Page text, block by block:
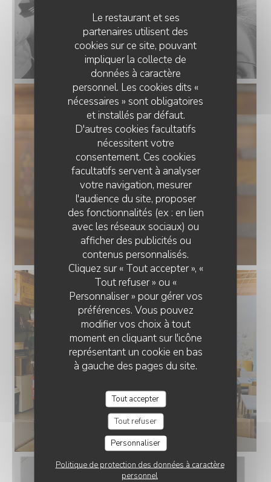
Le restaurant et ses
partenaires utilisent des
cookies sur ce site, pouvant
impliquer la collecte de
données à caractère
personnel. Les cookies dits «
nécessaires » sont obligatoires
et installés par défaut.
D'autres cookies facultatifs
nécessitent votre
consentement. Ces cookies
facultatifs servent à analyser
votre navigation, mesurer
l'audience du site, proposer
des fonctionnalités (ex : en lien
avec les réseaux sociaux) ou
afficher des publicités ou
contenus personnalisés.
Cliquez sur « Tout accepter », «
Tout refuser » ou «
Personnaliser » pour gérer vos
préférences. Vous pouvez
modifier vos choix à tout
moment en cliquant sur l'icône
représentant un cookie en bas
à gauche des pages du site.
Tout accepter
Tout refuser
Personnaliser
Politique de protection des données à caractère
personnel
L'AUBERGE AUX 4 SAISONS